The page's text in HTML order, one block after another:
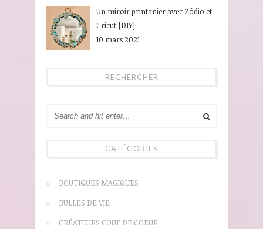
Un miroir printanier avec Zôdio et
Cricut {DIY}
10 mars 2021
RECHERCHER
CATÉGORIES
BOUTIQUES MAGIQUES
BULLES DE VIE
CRÉATEURS COUP DE COEUR